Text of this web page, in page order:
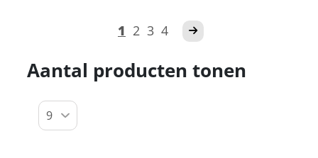
1 2 3 4
Aantal producten tonen